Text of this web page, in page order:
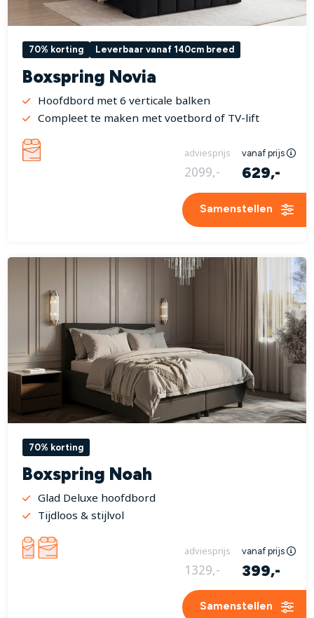
70% korting Leverbaar vanaf 140cm breed
Boxspring Novia
Hoofdbord met 6 verticale balken
Compleet te maken met voetbord of TV-lift
adviesprijs vanaf prijs
2099,- 629,-
Samenstellen
70% korting
Boxspring Noah
Glad Deluxe hoofdbord
Tijdloos & stijlvol
adviesprijs vanaf prijs
1329,- 399,-
Samenstellen